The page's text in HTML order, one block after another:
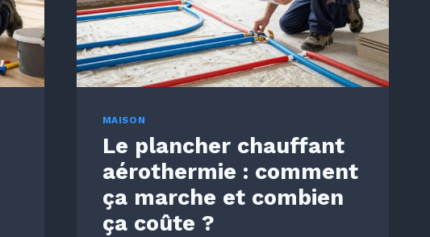
MAISON
Le plancher chauffant
aérothermie : comment
ça marche et combien
ça coûte ?